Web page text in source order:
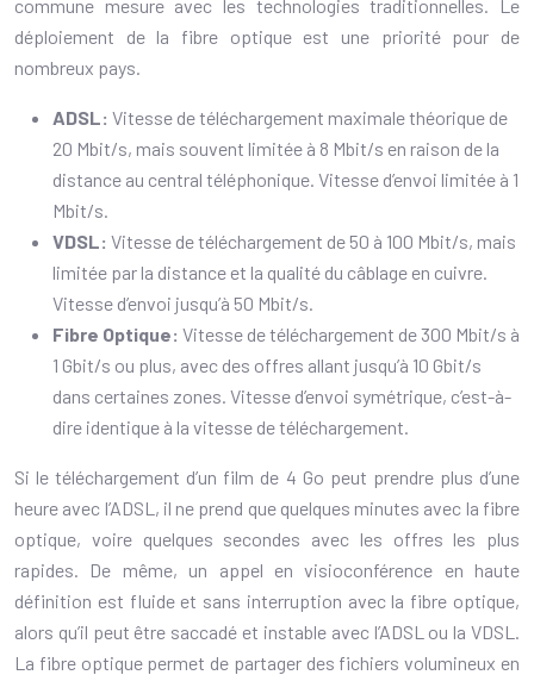
commune mesure avec les technologies traditionnelles. Le
déploiement de la fibre optique est une priorité pour de
nombreux pays.
ADSL: Vitesse de téléchargement maximale théorique de
20 Mbit/s, mais souvent limitée à 8 Mbit/s en raison de la
distance au central téléphonique. Vitesse d’envoi limitée à 1
Mbit/s.
VDSL: Vitesse de téléchargement de 50 à 100 Mbit/s, mais
limitée par la distance et la qualité du câblage en cuivre.
Vitesse d’envoi jusqu’à 50 Mbit/s.
Fibre Optique: Vitesse de téléchargement de 300 Mbit/s à
1 Gbit/s ou plus, avec des offres allant jusqu’à 10 Gbit/s
dans certaines zones. Vitesse d’envoi symétrique, c’est-à-
dire identique à la vitesse de téléchargement.
Si le téléchargement d’un film de 4 Go peut prendre plus d’une
heure avec l’ADSL, il ne prend que quelques minutes avec la fibre
optique, voire quelques secondes avec les offres les plus
rapides. De même, un appel en visioconférence en haute
définition est fluide et sans interruption avec la fibre optique,
alors qu’il peut être saccadé et instable avec l’ADSL ou la VDSL.
La fibre optique permet de partager des fichiers volumineux en